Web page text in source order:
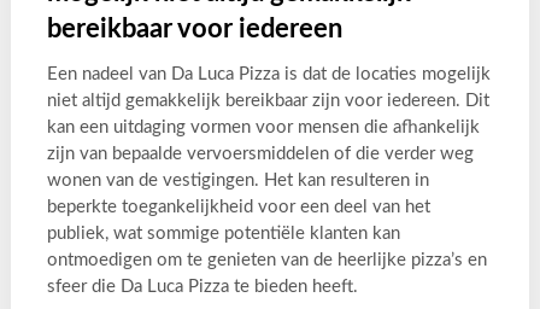
bereikbaar voor iedereen
Een nadeel van Da Luca Pizza is dat de locaties mogelijk
niet altijd gemakkelijk bereikbaar zijn voor iedereen. Dit
kan een uitdaging vormen voor mensen die afhankelijk
zijn van bepaalde vervoersmiddelen of die verder weg
wonen van de vestigingen. Het kan resulteren in
beperkte toegankelijkheid voor een deel van het
publiek, wat sommige potentiële klanten kan
ontmoedigen om te genieten van de heerlijke pizza’s en
sfeer die Da Luca Pizza te bieden heeft.